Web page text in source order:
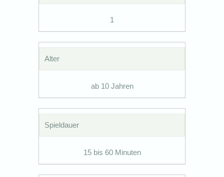
1
Alter
ab 10 Jahren
Spieldauer
15 bis 60 Minuten